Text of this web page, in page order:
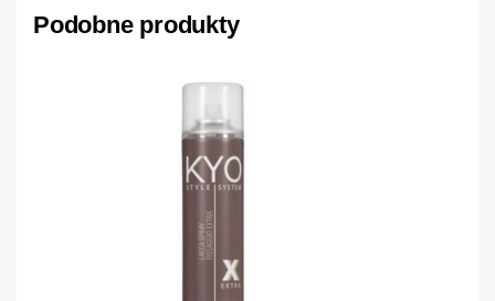
Podobne produkty